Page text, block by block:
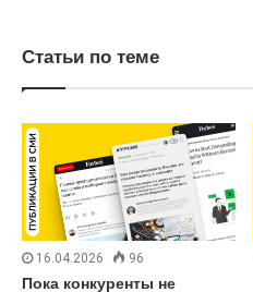
Статьи по теме
16.04.2026 96
Пока конкуренты не